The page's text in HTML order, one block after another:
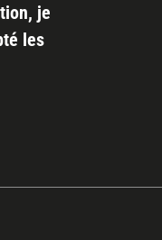
je
les